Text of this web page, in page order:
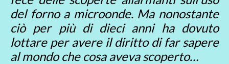
del forno a microonde. Ma nonostante
ciò per più di dieci anni ha dovuto
lottare per avere il diritto di far sapere
al mondo che cosa aveva scoperto…